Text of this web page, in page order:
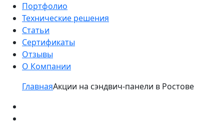
Портфолио
Технические решения
Статьи
Сертификаты
Отзывы
О Компании
ГлавнаяАкции на сэндвич-панели в Ростове